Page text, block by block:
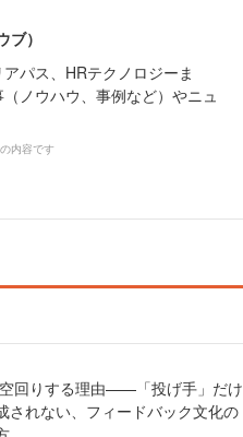
）
パス、HRテクノロジーま
ノウハウ、事例など）やニュ
内容です
回りする理由——「投げ手」だけ
されない、フィードバック文化の